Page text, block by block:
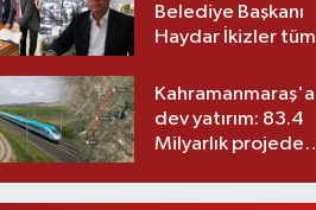
Belediye Başkanı
Haydar İkizler tüm
yeni partisi
Kahramanmaraş'a
dev yatırım: 83.4
Milyarlık projede